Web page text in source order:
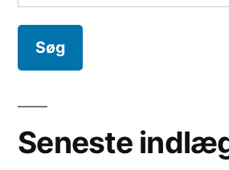
efter:
Seneste